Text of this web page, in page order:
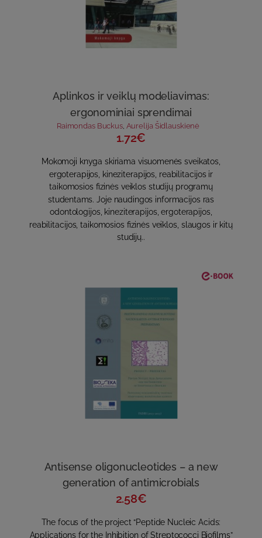
Aplinkos ir veiklų modeliavimas:
ergonominiai sprendimai
Raimondas Buckus, Aurelija Šidlauskienė
1.72€
Mokomoji knyga skiriama visuomenės sveikatos,
ergoterapijos, kineziterapijos, reabilitacijos ir
taikomosios fizinės veiklos studijų programų
studentams. Joje naudingos informacijos ras
odontologijos, kineziterapijos, ergoterapijos,
reabilitacijos, taikomosios fizinės veiklos, slaugos ir kitų
studijų..
Antisense oligonucleotides – a new
generation of antimicrobials
2.58€
The focus of the project “Peptide Nucleic Acids:
Applications for the Inhibition of Streptococci Biofilms”